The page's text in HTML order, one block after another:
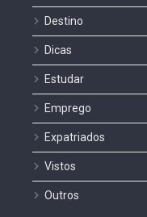
Destino
Dicas
Estudar
Emprego
Expatriados
Vistos
Outros